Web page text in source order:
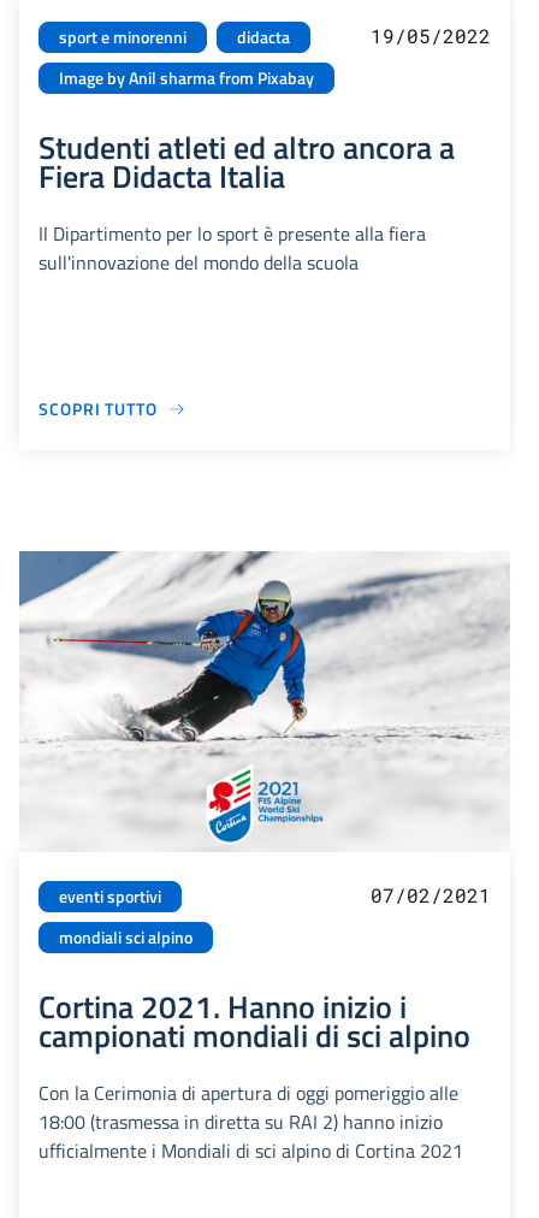
sport e minorenni
didacta
Image by Anil sharma from Pixabay
19/05/2022
Studenti atleti ed altro ancora a
Fiera Didacta Italia
Il Dipartimento per lo sport è presente alla fiera
sull'innovazione del mondo della scuola
SCOPRI TUTTO
eventi sportivi
mondiali sci alpino
07/02/2021
Cortina 2021. Hanno inizio i
campionati mondiali di sci alpino
Con la Cerimonia di apertura di oggi pomeriggio alle
18:00 (trasmessa in diretta su RAI 2) hanno inizio
ufficialmente i Mondiali di sci alpino di Cortina 2021